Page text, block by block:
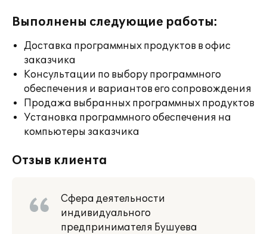
Выполнены следующие работы:
Доставка программных продуктов в офис
заказчика
Консультации по выбору программного
обеспечения и вариантов его сопровождения
Продажа выбранных программных продуктов
Установка программного обеспечения на
компьютеры заказчика
Отзыв клиента
Сфера деятельности
индивидуального
предпринимателя Бушуева